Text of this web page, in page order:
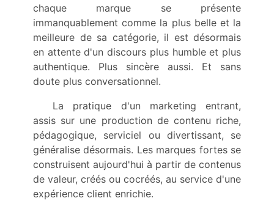
chaque marque se présente
immanquablement comme la plus belle et la
meilleure de sa catégorie, il est désormais
en attente d'un discours plus humble et plus
authentique. Plus sincère aussi. Et sans
doute plus conversationnel.
La pratique d'un marketing entrant,
assis sur une production de contenu riche,
pédagogique, serviciel ou divertissant, se
généralise désormais. Les marques fortes se
construisent aujourd'hui à partir de contenus
de valeur, créés ou cocréés, au service d'une
expérience client enrichie.